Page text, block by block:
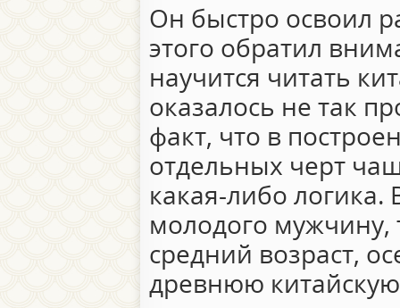
Он быстро освоил
этого обратил
научится читать
оказалось не так
факт, что в
отдельных черт
какая-либо логика.
молодого мужчину,
средний возраст,
древнюю